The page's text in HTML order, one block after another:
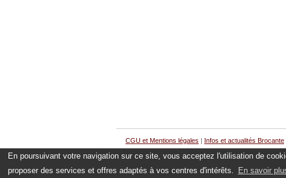
En poursuivant votre navigation sur ce site, vous acceptez l'utilisation de
proposer des services et offres adaptés à vos centres d'intérêts.
En savoir
CGU et Mentions légales | Infos et actualités Brocante